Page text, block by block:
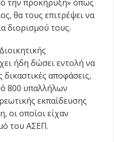
την προκήρυξη» όπως
θα τους επιτρέψει να
διορισμού τους.
ήδη δώσει εντολή να
αποφάσεις,
800 υπαλλήλων
εκπαίδευσης
οι οποίοι είχαν
του ΑΣΕΠ.